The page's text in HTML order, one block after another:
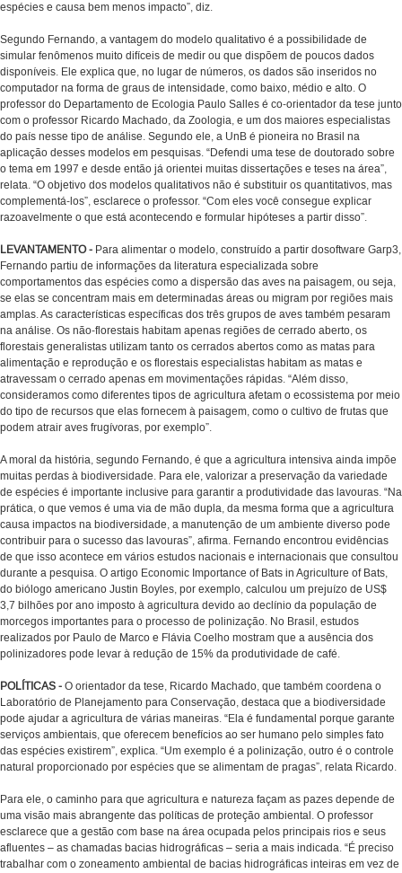
espécies e causa bem menos impacto”, diz.
Segundo Fernando, a vantagem do modelo qualitativo é a possibilidade de
simular fenômenos muito difíceis de medir ou que dispõem de poucos dados
disponíveis. Ele explica que, no lugar de números, os dados são inseridos no
computador na forma de graus de intensidade, como baixo, médio e alto. O
professor do Departamento de Ecologia Paulo Salles é co-orientador da tese junto
com o professor Ricardo Machado, da Zoologia, e um dos maiores especialistas
do país nesse tipo de análise. Segundo ele, a UnB é pioneira no Brasil na
aplicação desses modelos em pesquisas. “Defendi uma tese de doutorado sobre
o tema em 1997 e desde então já orientei muitas dissertações e teses na área”,
relata. “O objetivo dos modelos qualitativos não é substituir os quantitativos, mas
complementá-los”, esclarece o professor. “Com eles você consegue explicar
razoavelmente o que está acontecendo e formular hipóteses a partir disso”.
LEVANTAMENTO - Para alimentar o modelo, construído a partir dosoftware Garp3,
Fernando partiu de informações da literatura especializada sobre
comportamentos das espécies como a dispersão das aves na paisagem, ou seja,
se elas se concentram mais em determinadas áreas ou migram por regiões mais
amplas. As características específicas dos três grupos de aves também pesaram
na análise. Os não-florestais habitam apenas regiões de cerrado aberto, os
florestais generalistas utilizam tanto os cerrados abertos como as matas para
alimentação e reprodução e os florestais especialistas habitam as matas e
atravessam o cerrado apenas em movimentações rápidas. “Além disso,
consideramos como diferentes tipos de agricultura afetam o ecossistema por meio
do tipo de recursos que elas fornecem à paisagem, como o cultivo de frutas que
podem atrair aves frugívoras, por exemplo”.
A moral da história, segundo Fernando, é que a agricultura intensiva ainda impõe
muitas perdas à biodiversidade. Para ele, valorizar a preservação da variedade
de espécies é importante inclusive para garantir a produtividade das lavouras. “Na
prática, o que vemos é uma via de mão dupla, da mesma forma que a agricultura
causa impactos na biodiversidade, a manutenção de um ambiente diverso pode
contribuir para o sucesso das lavouras”, afirma. Fernando encontrou evidências
de que isso acontece em vários estudos nacionais e internacionais que consultou
durante a pesquisa. O artigo Economic Importance of Bats in Agriculture of Bats,
do biólogo americano Justin Boyles, por exemplo, calculou um prejuízo de US$
3,7 bilhões por ano imposto à agricultura devido ao declínio da população de
morcegos importantes para o processo de polinização. No Brasil, estudos
realizados por Paulo de Marco e Flávia Coelho mostram que a ausência dos
polinizadores pode levar à redução de 15% da produtividade de café.
POLÍTICAS - O orientador da tese, Ricardo Machado, que também coordena o
Laboratório de Planejamento para Conservação, destaca que a biodiversidade
pode ajudar a agricultura de várias maneiras. “Ela é fundamental porque garante
serviços ambientais, que oferecem benefícios ao ser humano pelo simples fato
das espécies existirem”, explica. “Um exemplo é a polinização, outro é o controle
natural proporcionado por espécies que se alimentam de pragas”, relata Ricardo.
Para ele, o caminho para que agricultura e natureza façam as pazes depende de
uma visão mais abrangente das políticas de proteção ambiental. O professor
esclarece que a gestão com base na área ocupada pelos principais rios e seus
afluentes – as chamadas bacias hidrográficas – seria a mais indicada. “É preciso
trabalhar com o zoneamento ambiental de bacias hidrográficas inteiras em vez de